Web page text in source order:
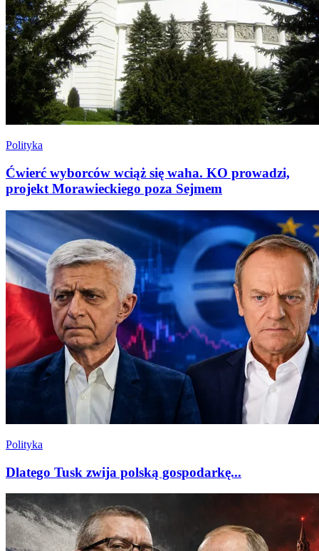
Polityka
Ćwierć wyborców wciąż się waha. KO prowadzi,
projekt Morawieckiego poza Sejmem
Polityka
Dlatego Tusk zwija polską gospodarkę...